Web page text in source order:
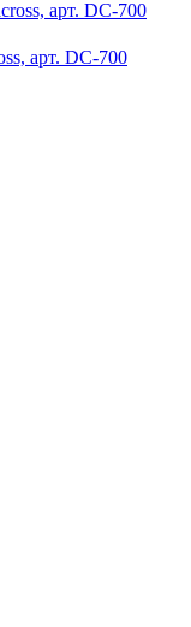
арт. DC-700